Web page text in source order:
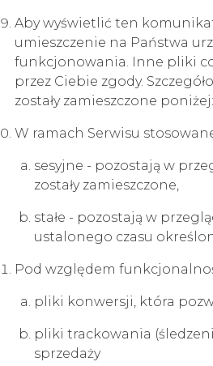
Aby wyświetlić ten
umieszczenie na Państwa
funkcjonowania. Inne pliki
przez Ciebie zgody.
zostały zamieszczone poniżej:
W ramach Serwisu
sesyjne - pozostają w
zostały zamieszczone,
stałe - pozostają w
ustalonego czasu
Pod względem
pliki konwersji, która
pliki trackowania
sprzedaży